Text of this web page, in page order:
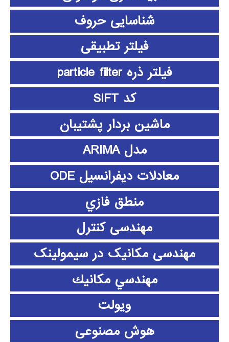
شناسایی حروف
فیلتر تطبیقی
فیلتر ذره particle filter
کد SIFT
ماشین بردار پشتیبان
مدل ARIMA
معادلات دیفرانسیل ODE
منطق فازي
مهندسی کنترل
مهندسی مکانیک در سیمولینک
مهندسي مكانيك
ویولت
هوش مصنوعی